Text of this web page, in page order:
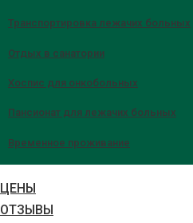
Транспортировка лежачих больных
Отдых в санатории
Хоспис для онкобольных
Пансионат для лежачих больных
Временное проживание
ЦЕНЫ
ОТЗЫВЫ